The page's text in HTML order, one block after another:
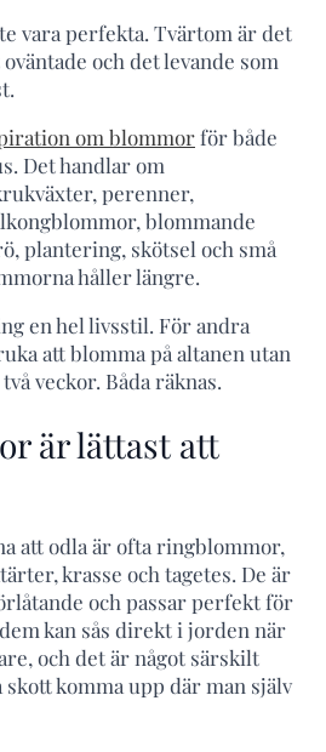
vara perfekta. Tvärtom är det
och det levande som
om blommorför både
Det handlar om
perenner,
blommande
plantering, skötsel och små
håller längre.
en hel livsstil. För andra
att blomma på altanen utan
veckor. Båda räknas.
är lättast att
att odla är ofta ringblommor,
krasse och tagetes. De är
och passar perfekt för
kan sås direkt i jorden när
och det är något särskilt
skott komma upp där man själv